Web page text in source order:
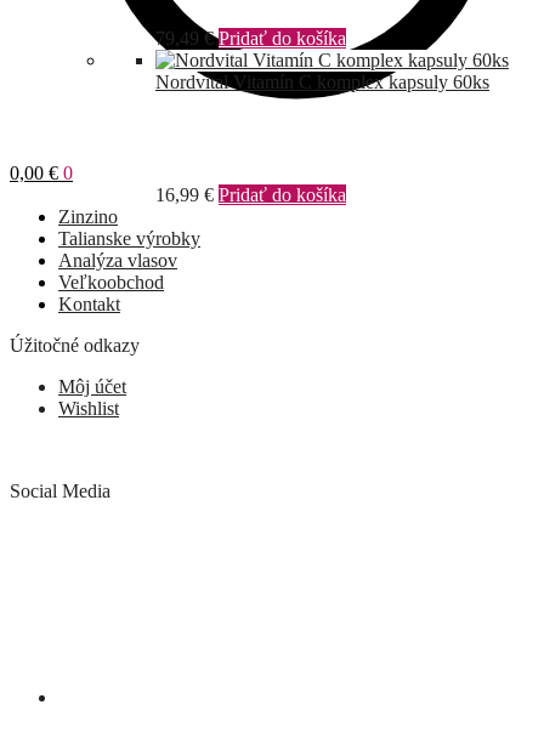
0,00 € 0
79,49 € Pridať do košíka
Nordvital Vitamín C komplex kapsuly 60ks
16,99 € Pridať do košíka
Zinzino
Talianske výrobky
Analýza vlasov
Veľkoobchod
Kontakt
Úžitočné odkazy
Môj účet
Wishlist
Social Media